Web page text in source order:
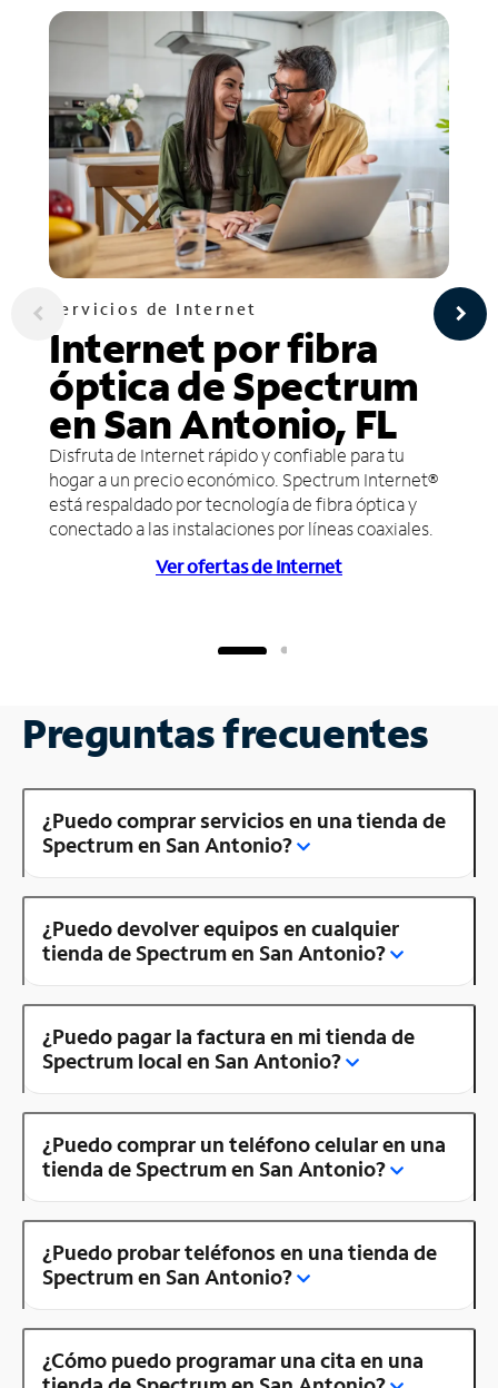
Servicios de Internet
Internet por fibra
óptica de Spectrum
en San Antonio, FL
Disfruta de Internet rápido y confiable para tu
hogar a un precio económico. Spectrum Internet®
está respaldado por tecnología de fibra óptica y
conectado a las instalaciones por líneas coaxiales.
Ver ofertas de Internet
Preguntas frecuentes
¿Puedo comprar servicios en una tienda de
Spectrum en San Antonio?
¿Puedo devolver equipos en cualquier
tienda de Spectrum en San Antonio?
¿Puedo pagar la factura en mi tienda de
Spectrum local en San Antonio?
¿Puedo comprar un teléfono celular en una
tienda de Spectrum en San Antonio?
¿Puedo probar teléfonos en una tienda de
Spectrum en San Antonio?
¿Cómo puedo programar una cita en una